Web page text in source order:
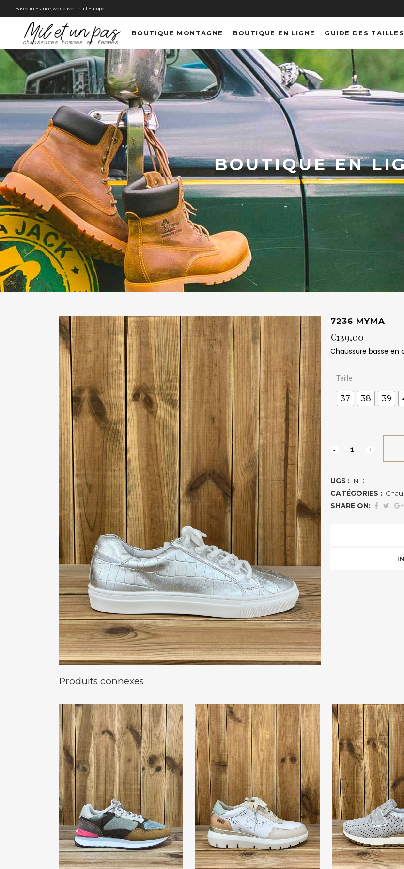
Based in France, we deliver in all Europe.
BOUTIQUE MONTAGNE BOUTIQUE EN LIGNE GUIDE DES TAILLES
BOUTIQUE EN
7236 MYMA
€139,00
Chaussure basse
Taille
37 38 39
quantité
UGS : ND
CATÉGORIES :
SHARE ON:
Produits connexes